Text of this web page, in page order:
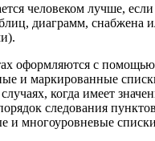
человеком лучше,
диаграмм, снабжена
оформляются с
и маркированные
когда имеет
следования
и многоуровневые